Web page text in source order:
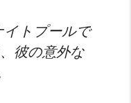
トプールで
彼の意外な